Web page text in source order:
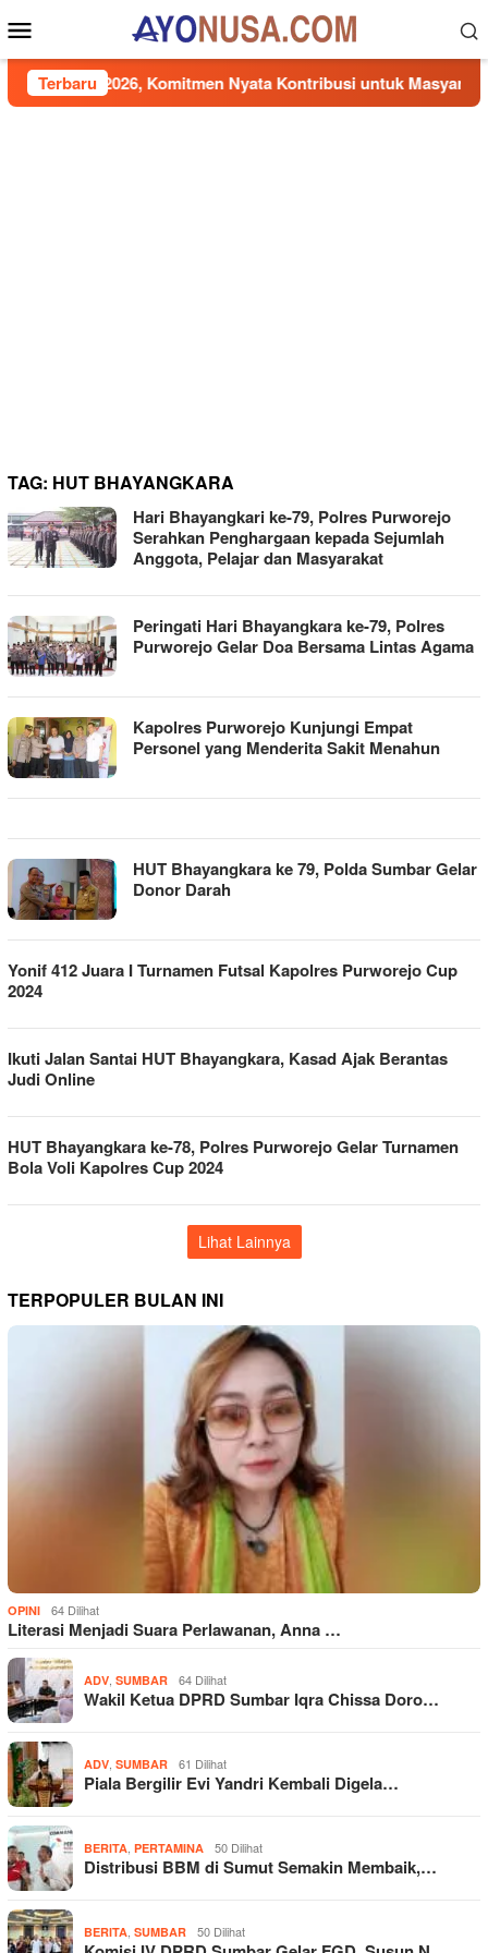
ke
kontenMobile
Terbaru
2026, Komitmen Nyata Kontribusi untuk Masyarakat
TAG: HUT BHAYANGKARA
Hari Bhayangkari ke-79, Polres Purworejo
Serahkan Penghargaan kepada Sejumlah
Anggota, Pelajar dan Masyarakat
Peringati Hari Bhayangkara ke-79, Polres
Purworejo Gelar Doa Bersama Lintas Agama
Kapolres Purworejo Kunjungi Empat
Personel yang Menderita Sakit Menahun
HUT Bhayangkara ke 79, Polda Sumbar Gelar
Donor Darah
Yonif 412 Juara I Turnamen Futsal Kapolres Purworejo Cup
2024
Ikuti Jalan Santai HUT Bhayangkara, Kasad Ajak Berantas
Judi Online
HUT Bhayangkara ke-78, Polres Purworejo Gelar Turnamen
Bola Voli Kapolres Cup 2024
Lihat Lainnya
TERPOPULER BULAN INI
OPINI 64 Dilihat
Literasi Menjadi Suara Perlawanan, Anna …
ADV SUMBAR 64 Dilihat
Wakil Ketua DPRD Sumbar Iqra Chissa Doro…
ADV SUMBAR 61 Dilihat
Piala Bergilir Evi Yandri Kembali Digela…
BERITA PERTAMINA 50 Dilihat
Distribusi BBM di Sumut Semakin Membaik,…
BERITA SUMBAR 50 Dilihat